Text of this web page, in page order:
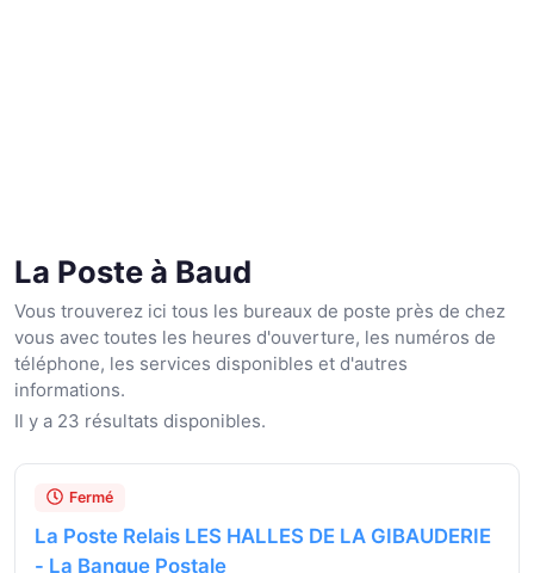
La Poste à Baud
Vous trouverez ici tous les bureaux de poste près de chez
vous avec toutes les heures d'ouverture, les numéros de
téléphone, les services disponibles et d'autres
informations.
Il y a 23 résultats disponibles.
Fermé
La Poste Relais LES HALLES DE LA GIBAUDERIE
- La Banque Postale